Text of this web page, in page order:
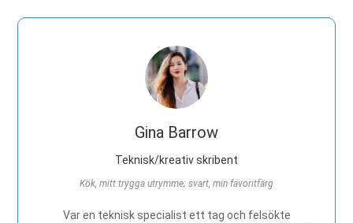
Gina Barrow
Teknisk/kreativ skribent
Kök, mitt trygga utrymme; svart, min favoritfärg
Var en teknisk specialist ett tag och felsökte